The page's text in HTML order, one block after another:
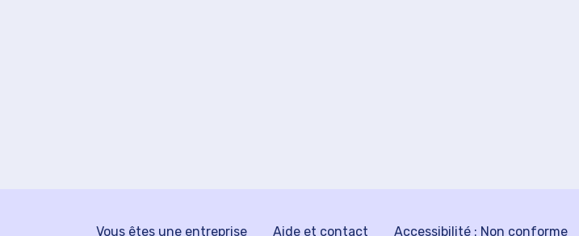
Vous êtes une entreprise Aide et contact Accessibilité : Non conforme